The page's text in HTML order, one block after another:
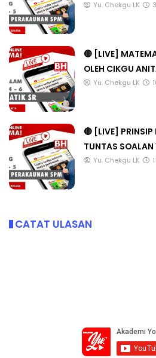
Yu. Chekgu LK
🔴 [LIVE]
OLEH CIKGU
Yu. Chekgu LK
🔴 [LIVE] PRINSIP
TUNTAS SOALAN
Yu. Chekgu LK
CATAT ULASAN